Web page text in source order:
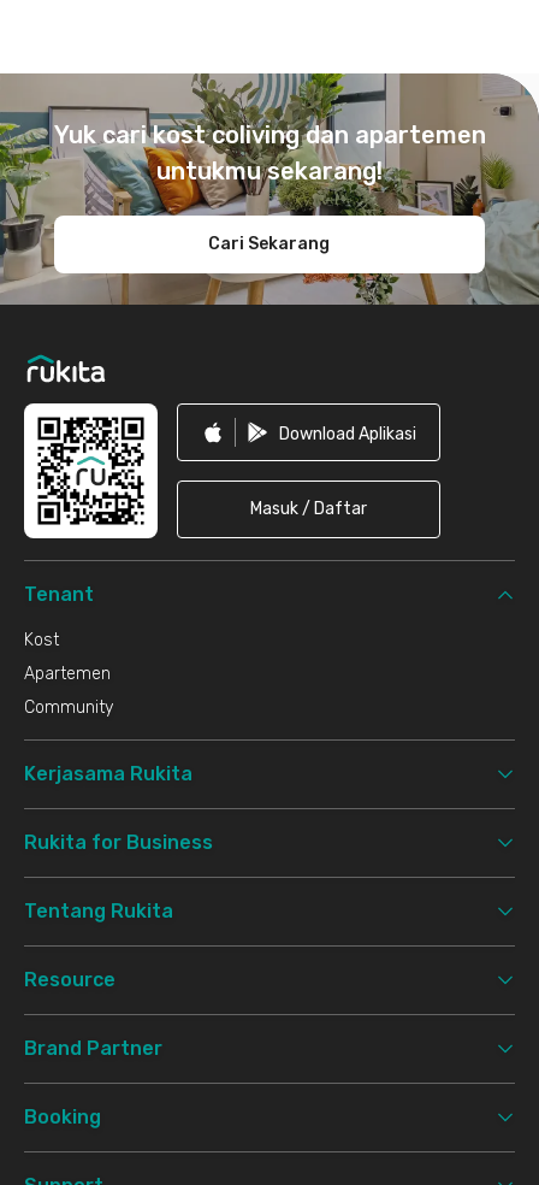
Yuk cari kost coliving dan apartemen
untukmu sekarang!
Cari Sekarang
Download Aplikasi
Masuk / Daftar
Tenant
Kost
Apartemen
Community
Kerjasama Rukita
Rukita for Business
Tentang Rukita
Resource
Brand Partner
Booking